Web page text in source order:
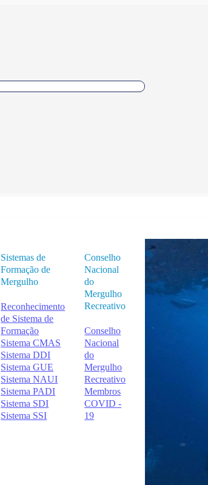
Sistemas de
Formação de
Mergulho
Reconhecimento
de Sistema de
Formação
Sistema CMAS
Sistema DDI
Sistema GUE
Sistema NAUI
Sistema PADI
Sistema SDI
Sistema SSI
Conselho
Nacional
do
Mergulho
Recreativo
Conselho
Nacional
do
Mergulho
Recreativo
Membros
COVID -
19